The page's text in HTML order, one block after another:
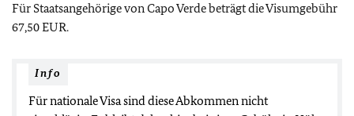
Für Staatsangehörige von Capo Verde beträgt die Visumgebühr
67,50 EUR.
Info
Für nationale Visa sind diese Abkommen nicht